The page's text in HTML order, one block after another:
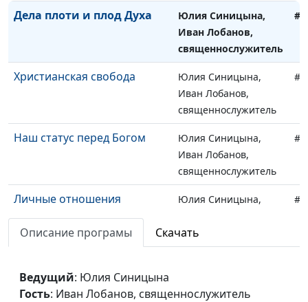
Дела плоти и плод Духа
Юлия Синицына,
Иван Лобанов,
священнослужитель
Христианская свобода
Юлия Синицына,
Иван Лобанов,
священнослужитель
Наш статус перед Богом
Юлия Синицына,
Иван Лобанов,
священнослужитель
Личные отношения
Юлия Синицына,
священнослужитель
священнослужитель
Описание програмы Скачать
Ведущий: Юлия Синицына
Гость: Иван Лобанов, священнослужитель